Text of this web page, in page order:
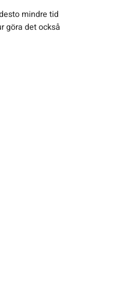
mindre tid
göra det också